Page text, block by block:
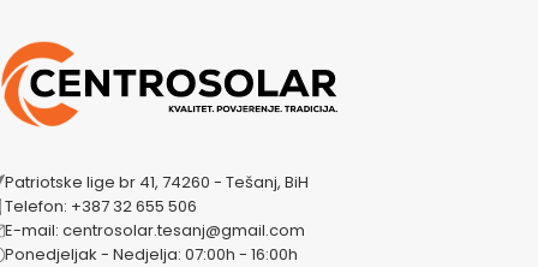
Patriotske lige br 41, 74260 - Tešanj, BiH
Telefon: +387 32 655 506
E-mail: centrosolar.tesanj@gmail.com
Ponedjeljak - Nedjelja: 07:00h - 16:00h